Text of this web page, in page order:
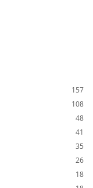
157
108
48
41
35
26
18